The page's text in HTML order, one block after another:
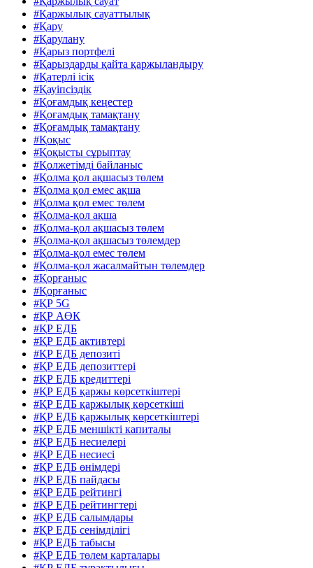
#Қаржылық сауаттылық
#Қару
#Қарулану
#Қарыз портфелі
#Қарыздарды қайта қаржыландыру
#Қатерлі ісік
#Қауіпсіздік
#Қоғамдық кеңестер
#Қоғамдық тамақтану
#Қоғамдық тамақтану
#Қоқыс
#Қоқысты сұрыптау
#Қолжетімді байланыс
#Қолма қол ақшасыз төлем
#Қолма қол емес ақша
#Қолма қол емес төлем
#Қолма-қол ақша
#Қолма-қол ақшасыз төлем
#Қолма-қол ақшасыз төлемдер
#Қолма-қол емес төлем
#Қолма-қол жасалмайтын төлемдер
#Қорғаныс
#Қорғаныс
#ҚР 5G
#ҚР АӨК
#ҚР ЕДБ
#ҚР ЕДБ активтері
#ҚР ЕДБ депозиті
#ҚР ЕДБ депозиттері
#ҚР ЕДБ кредиттері
#ҚР ЕДБ қаржы көрсеткіштері
#ҚР ЕДБ қаржылық көрсеткіші
#ҚР ЕДБ қаржылық көрсеткіштері
#ҚР ЕДБ меншікті капиталы
#ҚР ЕДБ несиелері
#ҚР ЕДБ несиесі
#ҚР ЕДБ өнімдері
#ҚР ЕДБ пайдасы
#ҚР ЕДБ рейтингі
#ҚР ЕДБ рейтингтері
#ҚР ЕДБ салымдары
#ҚР ЕДБ сенімділігі
#ҚР ЕДБ табысы
#ҚР ЕДБ төлем карталары